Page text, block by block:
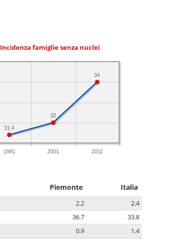
Incidenza famiglie senza nuclei
1991 2001 2011
34
32
31.4
Piemonte Italia
2.2
2.4
36.7
33.8
0.9 1.4